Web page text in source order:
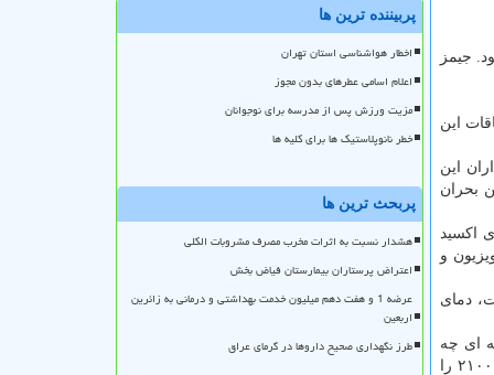
جیمز
اتفاقات این
این
و فناوری آمریكا ۲ بار نسبت به این بحران
گاز دی اكسید
و
دمای
ای چه
پیامدهایی دارد، از افزایش تعداد روزهای گرم تا زیر آب رفتن جزایر تا... او حتی در یكی از تحقیقاتش چند سناریو افزایش جهان تا سال ۲۱۰۰ را
پربیننده ترین ها
اخطار هواشناسی استان تهران
اعلام اسامی عطرهای بدون مجوز
مزیت ورزش پس از مدرسه برای نوجوانان
خطر نانوپلاستیک ها برای کلیه ها
پربحث ترین ها
هشدار نسبت به اثرات مخرب مصرف مشروبات الکلی
اعتراض پرستاران بیمارستان فیاض بخش
عرضه 1 و هفت دهم میلیون خدمت بهداشتی و درمانی به زائرین
اربعین
طرز نگهداری صحیح داروها در گرمای عراق